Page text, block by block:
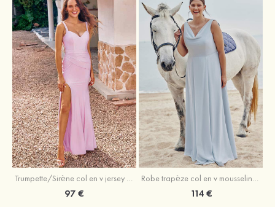
Trumpette/Sirène col en v jersey ras du sol robe de demoiselle d'honneur
97 €
Robe trapèze col en v mousseline ras du sol robe de demoiselle d'honneur
114 €